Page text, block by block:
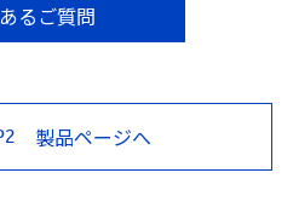
るご質問
製品ページへ